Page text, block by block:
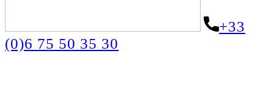
+33
(0)6 75 50 35 30